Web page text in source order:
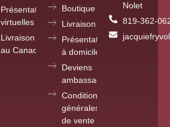
Présentations
virtuelles partout
Livraison
au Canada
Boutique
Livraison
Présentations
à domicile
Deviens
ambassadrice
Conditions
générales
de vente
Nolet
819-362-